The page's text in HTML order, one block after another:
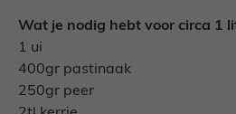
Wat je nodig hebt voor circa 1
1 ui
400gr pastinaak
250gr peer